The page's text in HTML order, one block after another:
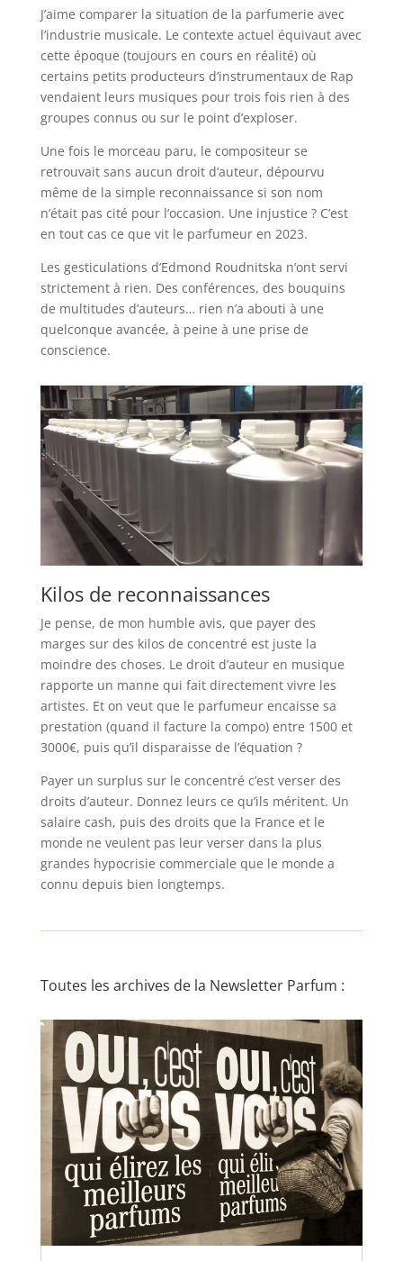
J’aime comparer la situation de la parfumerie avec
l’industrie musicale. Le contexte actuel équivaut avec
cette époque (toujours en cours en réalité) où
certains petits producteurs d’instrumentaux de Rap
vendaient leurs musiques pour trois fois rien à des
groupes connus ou sur le point d’exploser.
Une fois le morceau paru, le compositeur se
retrouvait sans aucun droit d’auteur, dépourvu
même de la simple reconnaissance si son nom
n’était pas cité pour l’occasion. Une injustice ? C’est
en tout cas ce que vit le parfumeur en 2023.
Les gesticulations d’Edmond Roudnitska n’ont servi
strictement à rien. Des conférences, des bouquins
de multitudes d’auteurs… rien n’a abouti à une
quelconque avancée, à peine à une prise de
conscience.
Kilos de reconnaissances
Je pense, de mon humble avis, que payer des
marges sur des kilos de concentré est juste la
moindre des choses. Le droit d’auteur en musique
rapporte un manne qui fait directement vivre les
artistes. Et on veut que le parfumeur encaisse sa
prestation (quand il facture la compo) entre 1500 et
3000€, puis qu’il disparaisse de l’équation ?
Payer un surplus sur le concentré c’est verser des
droits d’auteur. Donnez leurs ce qu’ils méritent. Un
salaire cash, puis des droits que la France et le
monde ne veulent pas leur verser dans la plus
grandes hypocrisie commerciale que le monde a
connu depuis bien longtemps.
Toutes les archives de la Newsletter Parfum :